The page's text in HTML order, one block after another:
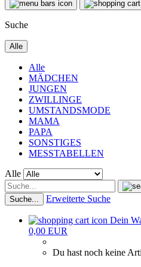
Suche
Alle
Alle
MÄDCHEN
JUNGEN
ZWILLINGE
UMSTANDSMODE
MAMA
PAPA
SONSTIGES
MESSTABELLEN
Alle
Suche... Erweiterte Suche
Dein
0,00 EUR
Du hast noch keine